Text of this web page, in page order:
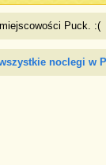
Puck. :(
noclegi w